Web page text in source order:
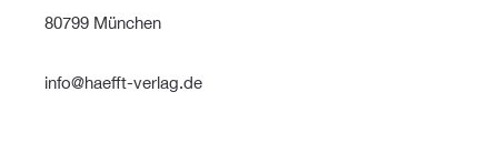
80799 München
info@haefft-verlag.de